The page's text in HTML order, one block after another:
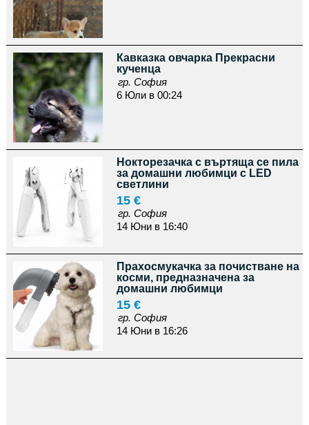
Кавказка овчарка Прекрасни
кученца
гр. София
6 Юли в 00:24
Нокторезачка с въртяща се пила
за домашни любимци с LED
светлини
15 €
гр. София
14 Юни в 16:40
Прахосмукачка за почистване на
косми, предназначена за
домашни любимци
15 €
гр. София
14 Юни в 16:26